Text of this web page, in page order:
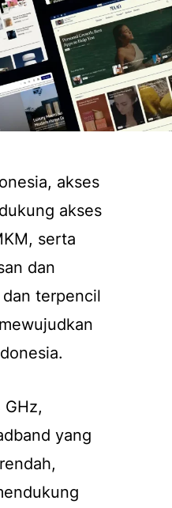
akses
akses
serta
dan
terpencil
yang